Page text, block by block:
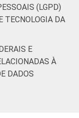
(LGPD)
TECNOLOGIA DA
E
À
DADOS